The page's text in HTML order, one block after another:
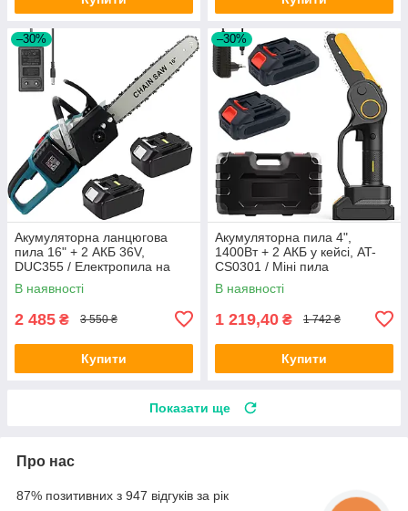
–30%
Акумуляторна ланцюгова
пила 16" + 2 АКБ 36V,
DUC355 / Електропила на
акумуляторі / Пила для
обрізання дерев
В наявності
2 485 ₴ 3 550 ₴
Купити
–30%
Акумуляторна пила 4",
1400Вт + 2 АКБ у кейсі, AT-
CS0301 / Міні пила
акумуляторна / Ручна
електропила
В наявності
1 219,40 ₴ 1 742 ₴
Купити
Показати ще
Про нас
87% позитивних з 947 відгуків за рік